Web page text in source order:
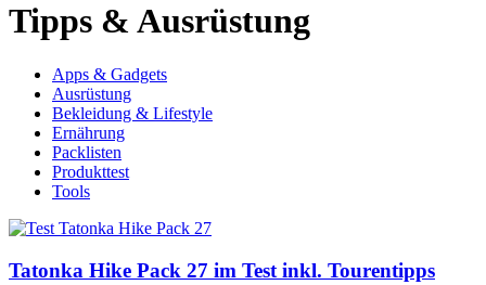
Tipps & Ausrüstung
Apps & Gadgets
Ausrüstung
Bekleidung & Lifestyle
Ernährung
Packlisten
Produkttest
Tools
Tatonka Hike Pack 27 im Test inkl. Tourentipps